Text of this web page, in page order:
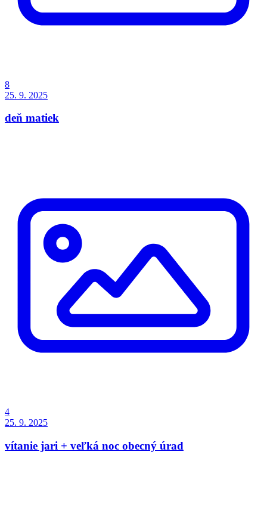
8
25. 9. 2025
deň matiek
4
25. 9. 2025
vítanie jari + veľká noc obecný úrad